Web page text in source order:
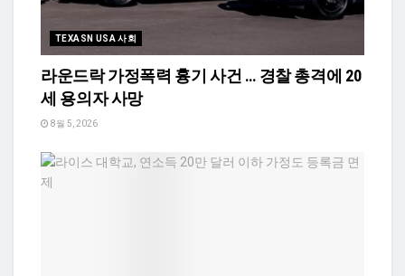
TEXASN USA 사회
라운드락 가정폭력 흉기 사건 … 경찰 총격에 20
세 용의자 사망
8월 5, 2026